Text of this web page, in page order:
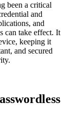
been a critical
and
and
can take effect. It
keeping it
and secured